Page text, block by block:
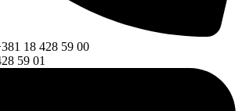
18 428 59 00
59 01